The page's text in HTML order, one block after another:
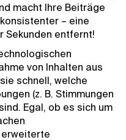
macht Ihre Beiträge
– eine
Sekunden entfernt!
von Inhalten aus
schnell, welche
(z. B. Stimmungen
Egal, ob es sich um